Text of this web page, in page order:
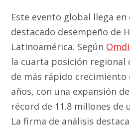
Este evento global llega
destacado desempeño de
Latinoamérica. Según
la cuarta posición regional
de más rápido
años, con una expansión
récord de 11.8 millones de
La firma de análisis